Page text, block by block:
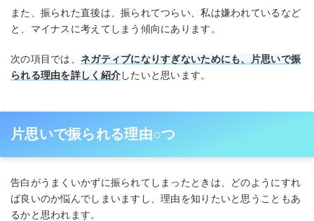
また、振られた直後は、振られてつらい、私は嫌われているなど
と、マイナスに考えてしまう傾向にあります。
次の項目では、 ネガティブになりすぎないためにも、片思いで振
られる理由を詳しく紹介したいと思います。
片思いで振られる理由○つ
告白がうまくいかずに振られてしまったときは、どのようにすれ
ば良いのか悩んでしまいますし、理由を知りたいと思うこともあ
るかと思われます。